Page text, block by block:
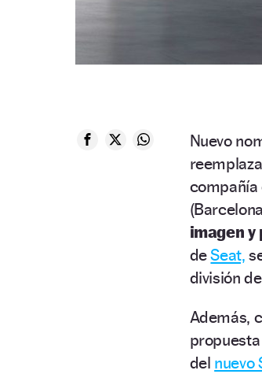
Nuevo
imagen
deSeat,
división
Además,
del nuevo